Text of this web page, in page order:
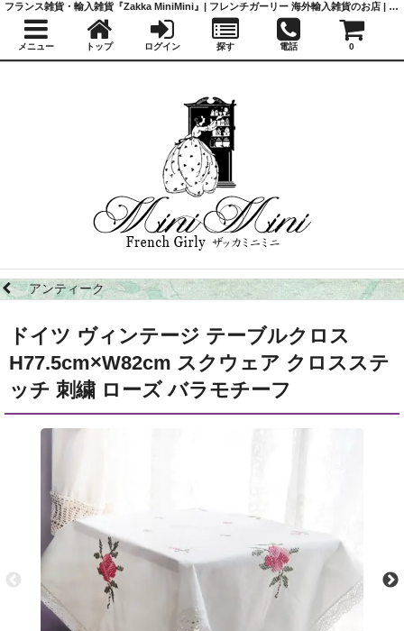
アンティーク
ドイツ ヴィンテージ テーブルクロス
H77.5cm×W82cm スクウェア クロスステ
ッチ 刺繍 ローズ バラモチーフ
フランス雑貨・輸入雑貨『Zakka MiniMini』| フレンチガーリー 海外輸入雑貨のお店 | かわいい雑貨 | 蚤の市 | アンティーク
メニュー トップ ログイン 探す 電話 0